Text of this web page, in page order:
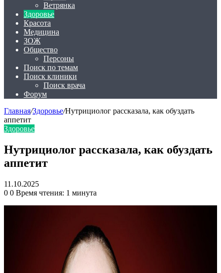
Ветрянка
Здоровье
Красота
Медицина
ЗОЖ
Общество
Персоны
Поиск по темам
Поиск клиники
Поиск врача
Форум
Главная/Здоровье/Нутрициолог рассказала, как обуздать
аппетит
Здоровье
Нутрициолог рассказала, как обуздать
аппетит
11.10.2025
0 0 Время чтения: 1 минута